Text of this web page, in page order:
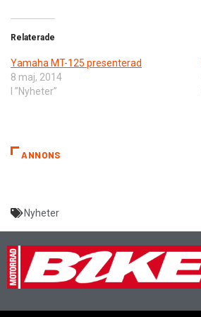
Relaterade
Yamaha MT-125 presenterad
8 maj, 2014
I ”Nyheter”
ANNONS
Nyheter